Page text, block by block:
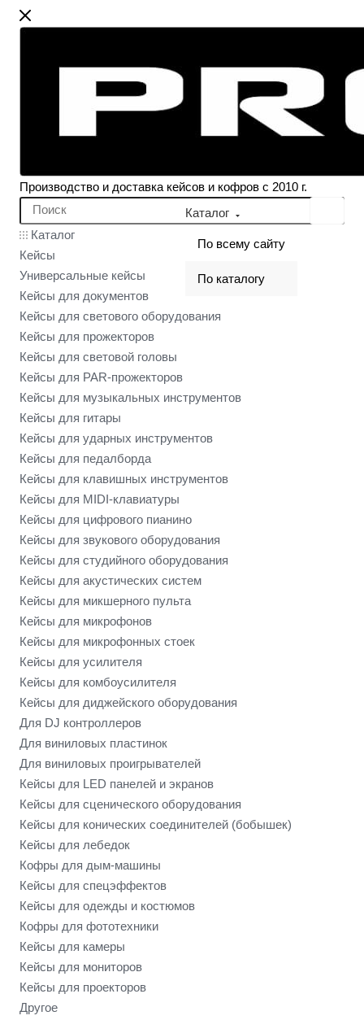
Производство и доставка кейсов и кофров с 2010 г.
Каталог
По всему сайту
По каталогу
Каталог
Кейсы
Универсальные кейсы
Кейсы для документов
Кейсы для светового оборудования
Кейсы для прожекторов
Кейсы для световой головы
Кейсы для PAR-прожекторов
Кейсы для музыкальных инструментов
Кейсы для гитары
Кейсы для ударных инструментов
Кейсы для педалборда
Кейсы для клавишных инструментов
Кейсы для MIDI-клавиатуры
Кейсы для цифрового пианино
Кейсы для звукового оборудования
Кейсы для студийного оборудования
Кейсы для акустических систем
Кейсы для микшерного пульта
Кейсы для микрофонов
Кейсы для микрофонных стоек
Кейсы для усилителя
Кейсы для комбоусилителя
Кейсы для диджейского оборудования
Для DJ контроллеров
Для виниловых пластинок
Для виниловых проигрывателей
Кейсы для LED панелей и экранов
Кейсы для сценического оборудования
Кейсы для конических соединителей (бобышек)
Кейсы для лебедок
Кофры для дым-машины
Кейсы для спецэффектов
Кейсы для одежды и костюмов
Кофры для фототехники
Кейсы для камеры
Кейсы для мониторов
Кейсы для проекторов
Другое